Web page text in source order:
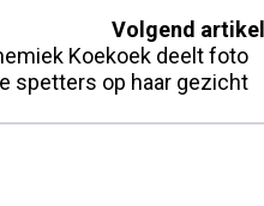
Volgend artikel
Koekoek deelt foto
spetters op haar gezicht